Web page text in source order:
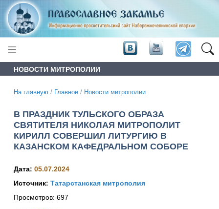
НОВОСТИ МИТРОПОЛИИ
На главную / Главное / Новости митрополии
В ПРАЗДНИК ТУЛЬСКОГО ОБРАЗА
СВЯТИТЕЛЯ НИКОЛАЯ МИТРОПОЛИТ
КИРИЛЛ СОВЕРШИЛ ЛИТУРГИЮ В
КАЗАНСКОМ КАФЕДРАЛЬНОМ СОБОРЕ
Дата: 05.07.2024
Источник: Татарстанская митрополия
Просмотров: 697